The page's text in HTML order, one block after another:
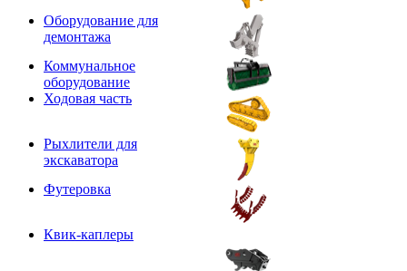
Оборудование для
демонтажа
Коммунальное
оборудование
Ходовая часть
Рыхлители для
экскаватора
Футеровка
Квик-каплеры